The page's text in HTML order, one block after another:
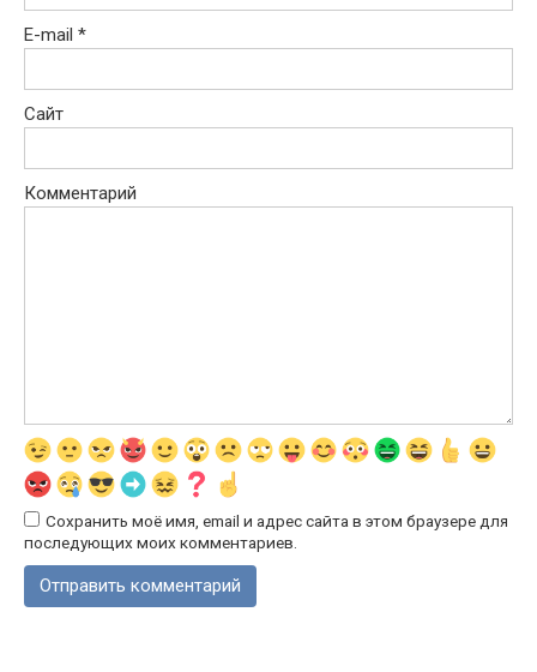
E-mail *
Сайт
Комментарий
Сохранить моё имя, email и адрес сайта в этом браузере для
последующих моих комментариев.